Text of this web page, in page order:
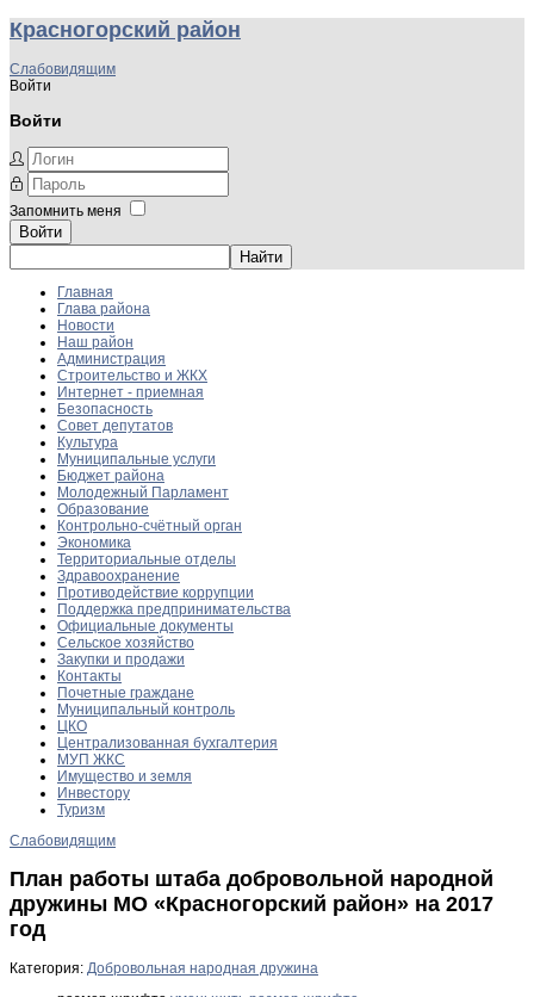
Красногорский район
Слабовидящим
Войти
Войти
Запомнить меня
Войти
Главная
Глава района
Новости
Наш район
Администрация
Строительство и ЖКХ
Интернет - приемная
Безопасность
Совет депутатов
Культура
Муниципальные услуги
Бюджет района
Молодежный Парламент
Образование
Контрольно-счётный орган
Экономика
Территориальные отделы
Здравоохранение
Противодействие коррупции
Поддержка предпринимательства
Официальные документы
Сельское хозяйство
Закупки и продажи
Контакты
Почетные граждане
Муниципальный контроль
ЦКО
Централизованная бухгалтерия
МУП ЖКС
Имущество и земля
Инвестору
Туризм
Слабовидящим
План работы штаба добровольной народной
дружины МО «Красногорский район» на 2017
год
Категория: Добровольная народная дружина